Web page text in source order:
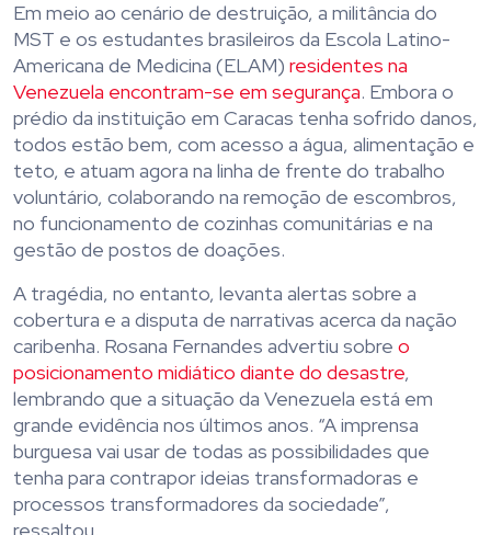
Em meio ao cenário de destruição, a militância do
MST e os estudantes brasileiros da Escola Latino-
Americana de Medicina (ELAM) residentes na
Venezuela encontram-se em segurança. Embora o
prédio da instituição em Caracas tenha sofrido danos,
todos estão bem, com acesso a água, alimentação e
teto, e atuam agora na linha de frente do trabalho
voluntário, colaborando na remoção de escombros,
no funcionamento de cozinhas comunitárias e na
gestão de postos de doações.
A tragédia, no entanto, levanta alertas sobre a
cobertura e a disputa de narrativas acerca da nação
caribenha. Rosana Fernandes advertiu sobre o
posicionamento midiático diante do desastre,
lembrando que a situação da Venezuela está em
grande evidência nos últimos anos. “A imprensa
burguesa vai usar de todas as possibilidades que
tenha para contrapor ideias transformadoras e
processos transformadores da sociedade”,